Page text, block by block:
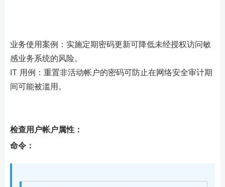
业务使用案例：实施定期密码更新可降低未经授权访问敏
感业务系统的风险。
IT 用例：重置非活动帐户的密码可防止在网络安全审计期
间可能被滥用。
检查用户帐户属性：
命令：